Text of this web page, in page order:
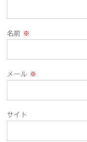
名前 ※
メール ※
サイト